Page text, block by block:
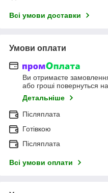
Всі умови доставки
Умови оплати
Ви отримаєте
або гроші повернуться
Детальніше
Післяплата
Готівкою
Післяплата
Всі умови оплати